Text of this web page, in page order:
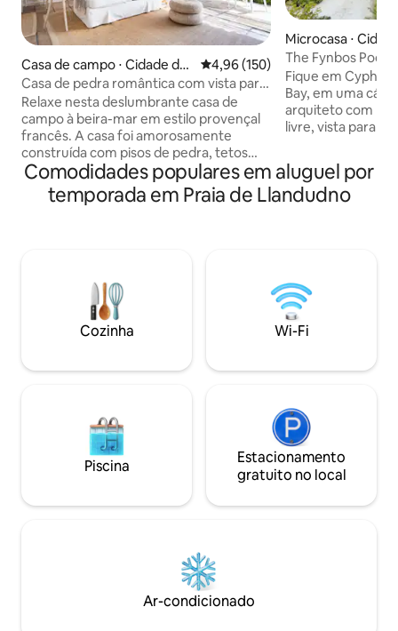
Casa de campo ⋅ Cidade do
Cabo
4,96 de uma avaliação média de
4,96 (150)
Casa de pedra romântica com vista para
o mar
Relaxe nesta deslumbrante casa de
campo à beira-mar em estilo provençal
francês. A casa foi amorosamente
construída com pisos de pedra, tetos
altos e detalhes antigos para uma
sensação luxuosa e encantadora.
Aproveite as vistas para o mar e para as
indígena privado com vista para a praia
de Llandudno. A casa de campo foi
amorosamente construída com atenção
excepcional aos detalhes, incluindo pisos
luminárias antigas, trabalhos em ferro
portas francesas que levam ao pátio de
cascalho privado com vista para o mar e
para as montanhas e sombra da mesa de
café da manhã por proteas altas,
revestido em travertino (também vista
com vista magnífica para o mar. A sala de
estar e a cozinha estão totalmente
equipadas com TV, geladeira, micro-
ondas de convecção, fogões, máquina
Microcasa ⋅
The Fynbos Pod,
Close, Hout Bay
Fique em Cyphia
Bay, em uma
arquiteto com
livre, vista para o
montanhas e
está perto da cidade e
cama(s) de
temos outras
no local Não há acomodações gratuitas
para publicações
favor leia O
Comodidades populares em aluguel por
temporada em Praia de Llandudno
Cozinha Wi-Fi
Piscina
Estacionamento
gratuito no local
Ar-condicionado